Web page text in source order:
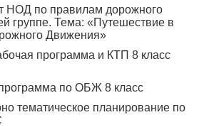
НОД по правилам дорожного
группе. Тема: «Путешествие в
Движения»
программа и КТП 8 класс
по ОБЖ 8 класс
тематическое планирование по